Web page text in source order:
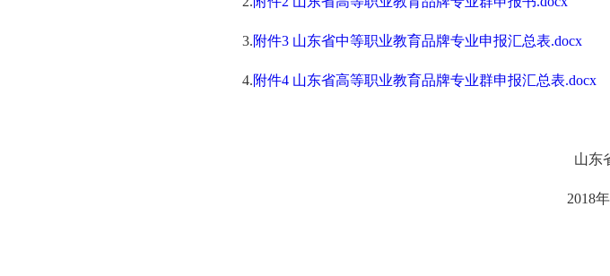
3.附件3 山东省中等职业教育品牌专业申报汇总表.docx
4.附件4 山东省高等职业教育品牌专业群申报汇总表.docx
山东
2018